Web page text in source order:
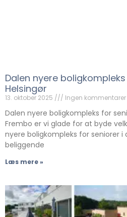
Dalen nyere
Helsingør
13. oktober 2025 Ingen kommentarer
Dalen nyere boligkompleks for
Frembo er vi glade for at byde
nyere boligkompleks for seniorer i
beliggende
Læs mere »